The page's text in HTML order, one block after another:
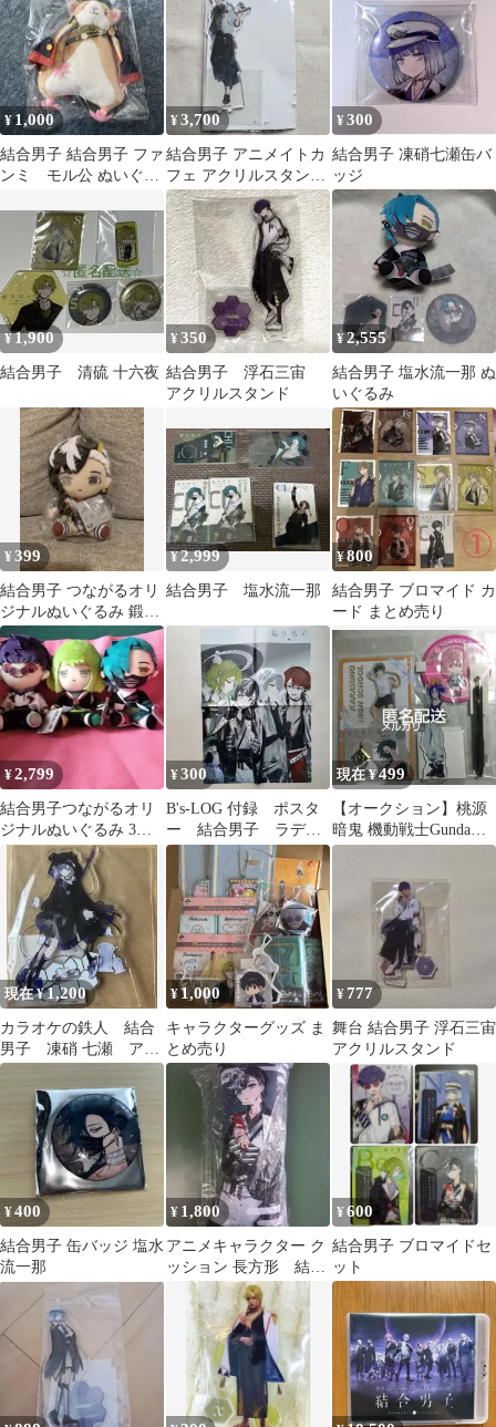
¥1,000
結合男子 結合男子 ファ
ンミ モル公 ぬいぐる
¥3,700
結合男子 アニメイトカ
フェ アクリルスタンド
浮石三宙
¥300
結合男子 凍硝七瀬缶バ
ッジ
¥1,900
結合男子 清硫 十六夜
¥350
結合男子 浮石三宙
アクリルスタンド
¥2,555
結合男子 塩水流一那 ぬ
いぐるみ
¥399
結合男子 つながるオリ
ジナルぬいぐるみ 鍛炭
六花 タイトー
¥2,999
結合男子 塩水流一那
¥800
結合男子 ブロマイド カ
ード まとめ売り
¥2,799
結合男子つながるオリ
ジナルぬいぐるみ 3体
セット
¥300
B's-LOG 付録 ポスタ
ー 結合男子 ラディ
アンテイル 両面ポスタ
ー
現在 ¥499
【オークション】桃源
暗鬼 機動戦士Gundam
結合男子 ハイキュ
現在 ¥1,200
カラオケの鉄人 結合
男子 凍硝 七瀬 アク
スタ アクリルスタン
ド ハロウィン
¥1,000
キャラクターグッズ ま
とめ売り
¥777
舞台 結合男子 浮石三宙
アクリルスタンド
¥400
結合男子 缶バッジ 塩水
流一那
¥ 1,800
アニメキャラクター ク
ッション 長方形 結合
男子
¥600
結合男子 ブロマイドセ
ット